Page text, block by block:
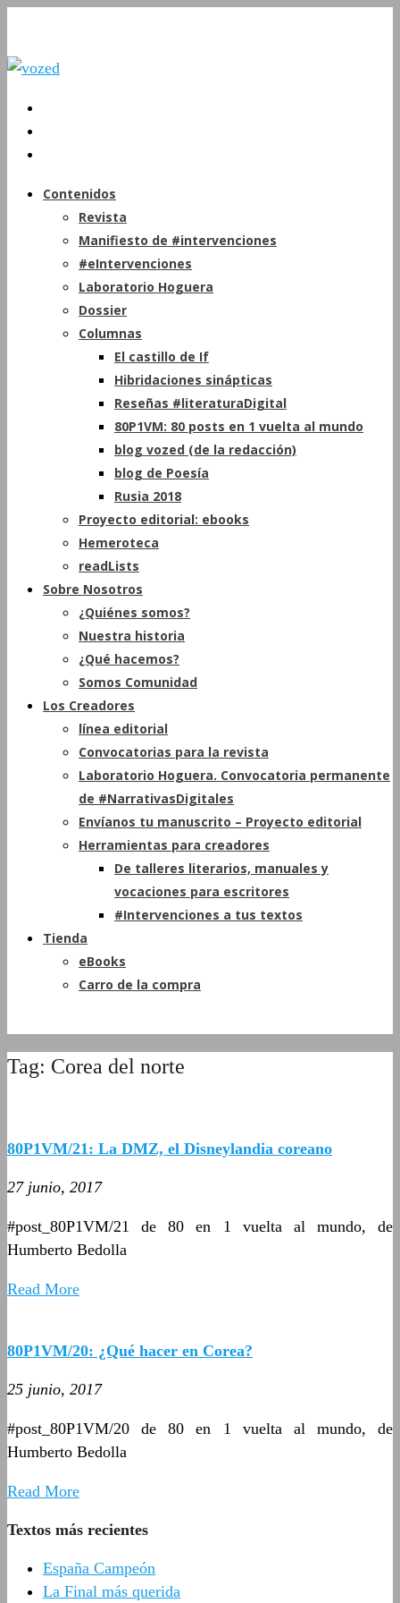
Contenidos
Revista
Manifiesto de #intervenciones
#eIntervenciones
Laboratorio Hoguera
Dossier
Columnas
El castillo de If
Hibridaciones sinápticas
Reseñas #literaturaDigital
80P1VM: 80 posts en 1 vuelta al mundo
blog vozed (de la redacción)
blog de Poesía
Rusia 2018
Proyecto editorial: ebooks
Hemeroteca
readLists
Sobre Nosotros
¿Quiénes somos?
Nuestra historia
¿Qué hacemos?
Somos Comunidad
Los Creadores
línea editorial
Convocatorias para la revista
Laboratorio Hoguera. Convocatoria permanente
de #NarrativasDigitales
Envíanos tu manuscrito – Proyecto editorial
Herramientas para creadores
De talleres literarios, manuales y
vocaciones para escritores
#Intervenciones a tus textos
Tienda
eBooks
Carro de la compra
Tag: Corea del norte
80P1VM/21: La DMZ, el Disneylandia coreano
27 junio, 2017
#post_80P1VM/21 de 80 en 1 vuelta al mundo, de
Humberto Bedolla
Read More
80P1VM/20: ¿Qué hacer en Corea?
25 junio, 2017
#post_80P1VM/20 de 80 en 1 vuelta al mundo, de
Humberto Bedolla
Read More
Textos más recientes
España Campeón
La Final más querida